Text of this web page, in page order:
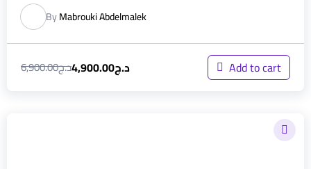
ByMabrouki Abdelmalek
د.ج6,900.00 د.ج4,900.00 Add to cart